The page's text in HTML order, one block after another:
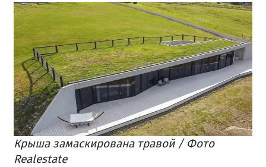
Крыша замаскирована травой / Фото
Realestate